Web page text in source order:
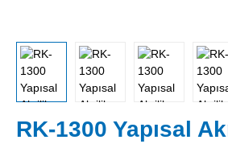
RK-1300 Yapısal